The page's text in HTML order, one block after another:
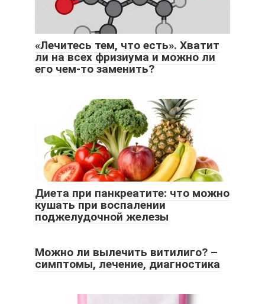
«Лечитесь тем, что есть». Хватит
ли на всех фризиума и можно ли
его чем-то заменить?
Диета при панкреатите: что можно
кушать при воспалении
поджелудочной железы
Можно ли вылечить витилиго? –
симптомы, лечение, диагностика